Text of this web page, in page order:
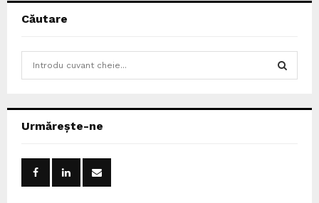
Căutare
h
Urmărește-ne